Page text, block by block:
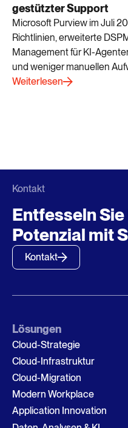
gestützter Support
Microsoft Purview im Juli
Richtlinien, erweiterte
Management für KI-
und weniger manuellen
Weiterlesen
Kontakt
Entfesseln
Potenzial mit
Kontakt
Lösungen
Cloud-Strategie
Cloud-Infrastruktur
Cloud-Migration
Modern Workplace
Application Innovation